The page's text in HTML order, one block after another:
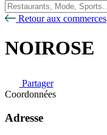
Retour aux commerces
NOIROSE
Partager
Coordonnées
Adresse